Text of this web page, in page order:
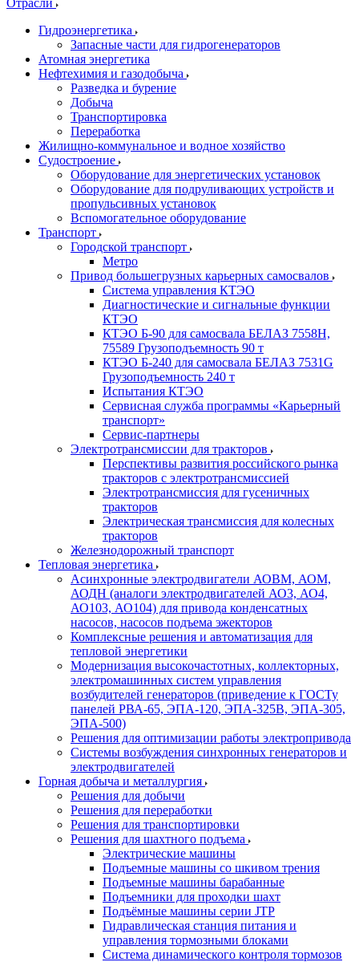
Отрасли
Гидроэнергетика
Запасные части для гидрогенераторов
Атомная энергетика
Нефтехимия и газодобыча
Разведка и бурение
Добыча
Транспортировка
Переработка
Жилищно-коммунальное и водное хозяйство
Судостроение
Оборудование для энергетических установок
Оборудование для подруливающих устройств и
пропульсивных установок
Вспомогательное оборудование
Транспорт
Городской транспорт
Метро
Привод большегрузных карьерных самосвалов
Система управления КТЭО
Диагностические и сигнальные функции
КТЭО
КТЭО Б-90 для самосвала БЕЛАЗ 7558H,
75589 Грузоподъемность 90 т
КТЭО Б-240 для самосвала БЕЛАЗ 7531G
Грузоподъемность 240 т
Испытания КТЭО
Сервисная служба программы «Карьерный
транспорт»
Сервис-партнеры
Электротрансмиссии для тракторов
Перспективы развития российского рынка
тракторов с электротрансмиссией
Электротрансмиссия для гусеничных
тракторов
Электрическая трансмиссия для колесных
тракторов
Железнодорожный транспорт
Тепловая энергетика
Асинхронные электродвигатели АОВМ, АОМ,
АОДН (аналоги электродвигателей АО3, АО4,
АО103, АО104) для привода конденсатных
насосов, насосов подъема эжекторов
Комплексные решения и автоматизация для
тепловой энергетики
Модернизация высокочастотных, коллекторных,
электромашинных систем управления
возбудителей генераторов (приведение к ГОСТу
панелей РВА-65, ЭПА-120, ЭПА-325В, ЭПА-305,
ЭПА-500)
Решения для оптимизации работы электропривода
Системы возбуждения синхронных генераторов и
электродвигателей
Горная добыча и металлургия
Решения для добычи
Решения для переработки
Решения для транспортировки
Решения для шахтного подъема
Электрические машины
Подъемные машины со шкивом трения
Подъемные машины барабанные
Подъемники для проходки шахт
Подъёмные машины серии JTP
Гидравлическая станция питания и
управления тормозными блоками
Система динамического контроля тормозов